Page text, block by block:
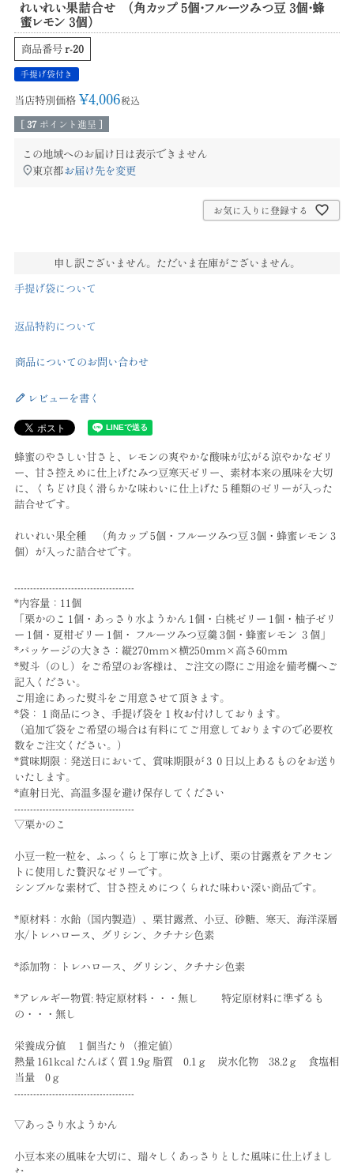
れいれい果詰合せ （角カップ 5個・フルーツみつ豆 3個・蜂
蜜レモン 3個）
商品番号 r-20
手提げ袋付き
当店特別価格 ¥4,006税込
[ 37 ポイント進呈 ]
この地域へのお届け日は表示できません
東京都お届け先を変更
お気に入りに登録する
申し訳ございません。ただいま在庫がございません。
手提げ袋について
返品特約について
商品についてのお問い合わせ
レビューを書く
蜂蜜のやさしい甘さと、レモンの爽やかな酸味が広がる涼やかなゼリ
ー、甘さ控えめに仕上げたみつ豆寒天ゼリー、素材本来の風味を大切
に、くちどけ良く滑らかな味わいに仕上げた５種類のゼリーが入った
詰合せです。
れいれい果全種 （角カップ 5個・フルーツみつ豆 3個・蜂蜜レモン 3
個）が入った詰合せです。
--------------------------------------
*内容量：11個
「栗かのこ 1個・あっさり水ようかん 1個・白桃ゼリー 1個・柚子ゼリ
ー 1個・夏柑ゼリー 1個・ フルーツみつ豆羹 3個・蜂蜜レモン ３個」
*パッケージの大きさ：縦270ｍｍ×横250ｍｍ×高さ60ｍｍ
*熨斗（のし）をご希望のお客様は、ご注文の際にご用途を備考欄へご
記入ください。
ご用途にあった熨斗をご用意させて頂きます。
*袋：１商品につき、手提げ袋を１枚お付けしております。
（追加で袋をご希望の場合は有料にてご用意しておりますので必要枚
数をご注文ください。）
*賞味期限：発送日において、賞味期限が３０日以上あるものをお送り
いたします。
*直射日光、高温多湿を避け保存してください
--------------------------------------
▽栗かのこ
小豆一粒一粒を、ふっくらと丁寧に炊き上げ、栗の甘露煮をアクセン
トに使用した贅沢なゼリーです。
シンプルな素材で、甘さ控えめにつくられた味わい深い商品です。
*原材料：水飴（国内製造）、栗甘露煮、小豆、砂糖、寒天、海洋深層
水/トレハロース、グリシン、クチナシ色素
*添加物：トレハロース、グリシン、クチナシ色素
*アレルギー物質: 特定原材料・・・無し 特定原材料に準ずるも
の・・・無し
栄養成分値 １個当たり（推定値）
熱量 161kcal たんぱく質 1.9g 脂質 0.1ｇ 炭水化物 38.2ｇ 食塩相
当量 0ｇ
--------------------------------------
▽あっさり水ようかん
小豆本来の風味を大切に、瑞々しくあっさりとした風味に仕上げまし